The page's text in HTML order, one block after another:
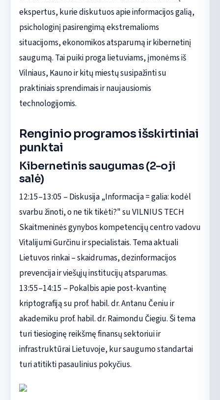
ekspertus, kurie diskutuos apie informacijos galią,
psichologinį pasirengimą ekstremalioms
situacijoms, ekonomikos atsparumą ir kibernetinį
saugumą. Tai puiki proga lietuviams, įmonėms iš
Vilniaus, Kauno ir kitų miestų susipažinti su
praktiniais sprendimais ir naujausiomis
technologijomis.
Renginio programos išskirtiniai
punktai
Kibernetinis saugumas (2-oji
salė)
12:15–13:05 – Diskusija „Informacija = galia: kodėl
svarbu žinoti, o ne tik tikėti?" su VILNIUS TECH
Skaitmeninės gynybos kompetencijų centro vadovu
Vitalijumi Gurčinu ir specialistais. Tema aktuali
Lietuvos rinkai – skaidrumas, dezinformacijos
prevencija ir viešųjų institucijų atsparumas.
13:55–14:15 – Pokalbis apie post-kvantinę
kriptografiją su prof. habil. dr. Antanu Čeniu ir
akademiku prof. habil. dr. Raimondu Čiegiu. Ši tema
turi tiesioginę reikšmę finansų sektoriui ir
infrastruktūrai Lietuvoje, kur saugumo standartai
turi atitikti pasaulinius pokyčius.